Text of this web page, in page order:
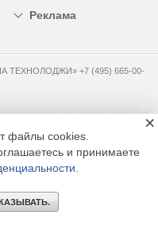
Реклама
ТЕХНОЛОДЖИ» +7 (495) 665-00-
файлы cookies.
и принимаете
×